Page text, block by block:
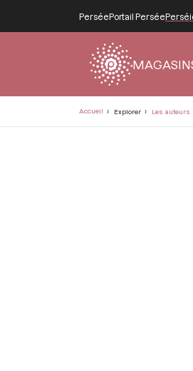
PerséePortail Persée
Accueil Explorer Les auteurs